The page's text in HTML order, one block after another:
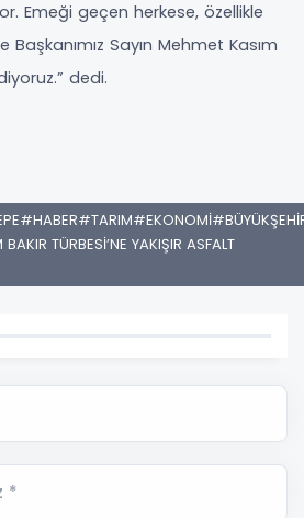
Emeği geçen herkese, özellikle
Sayın Mehmet Kasım
dedi.
BAKIR TÜRBESİ’NE YAKIŞIR ASFALT
*